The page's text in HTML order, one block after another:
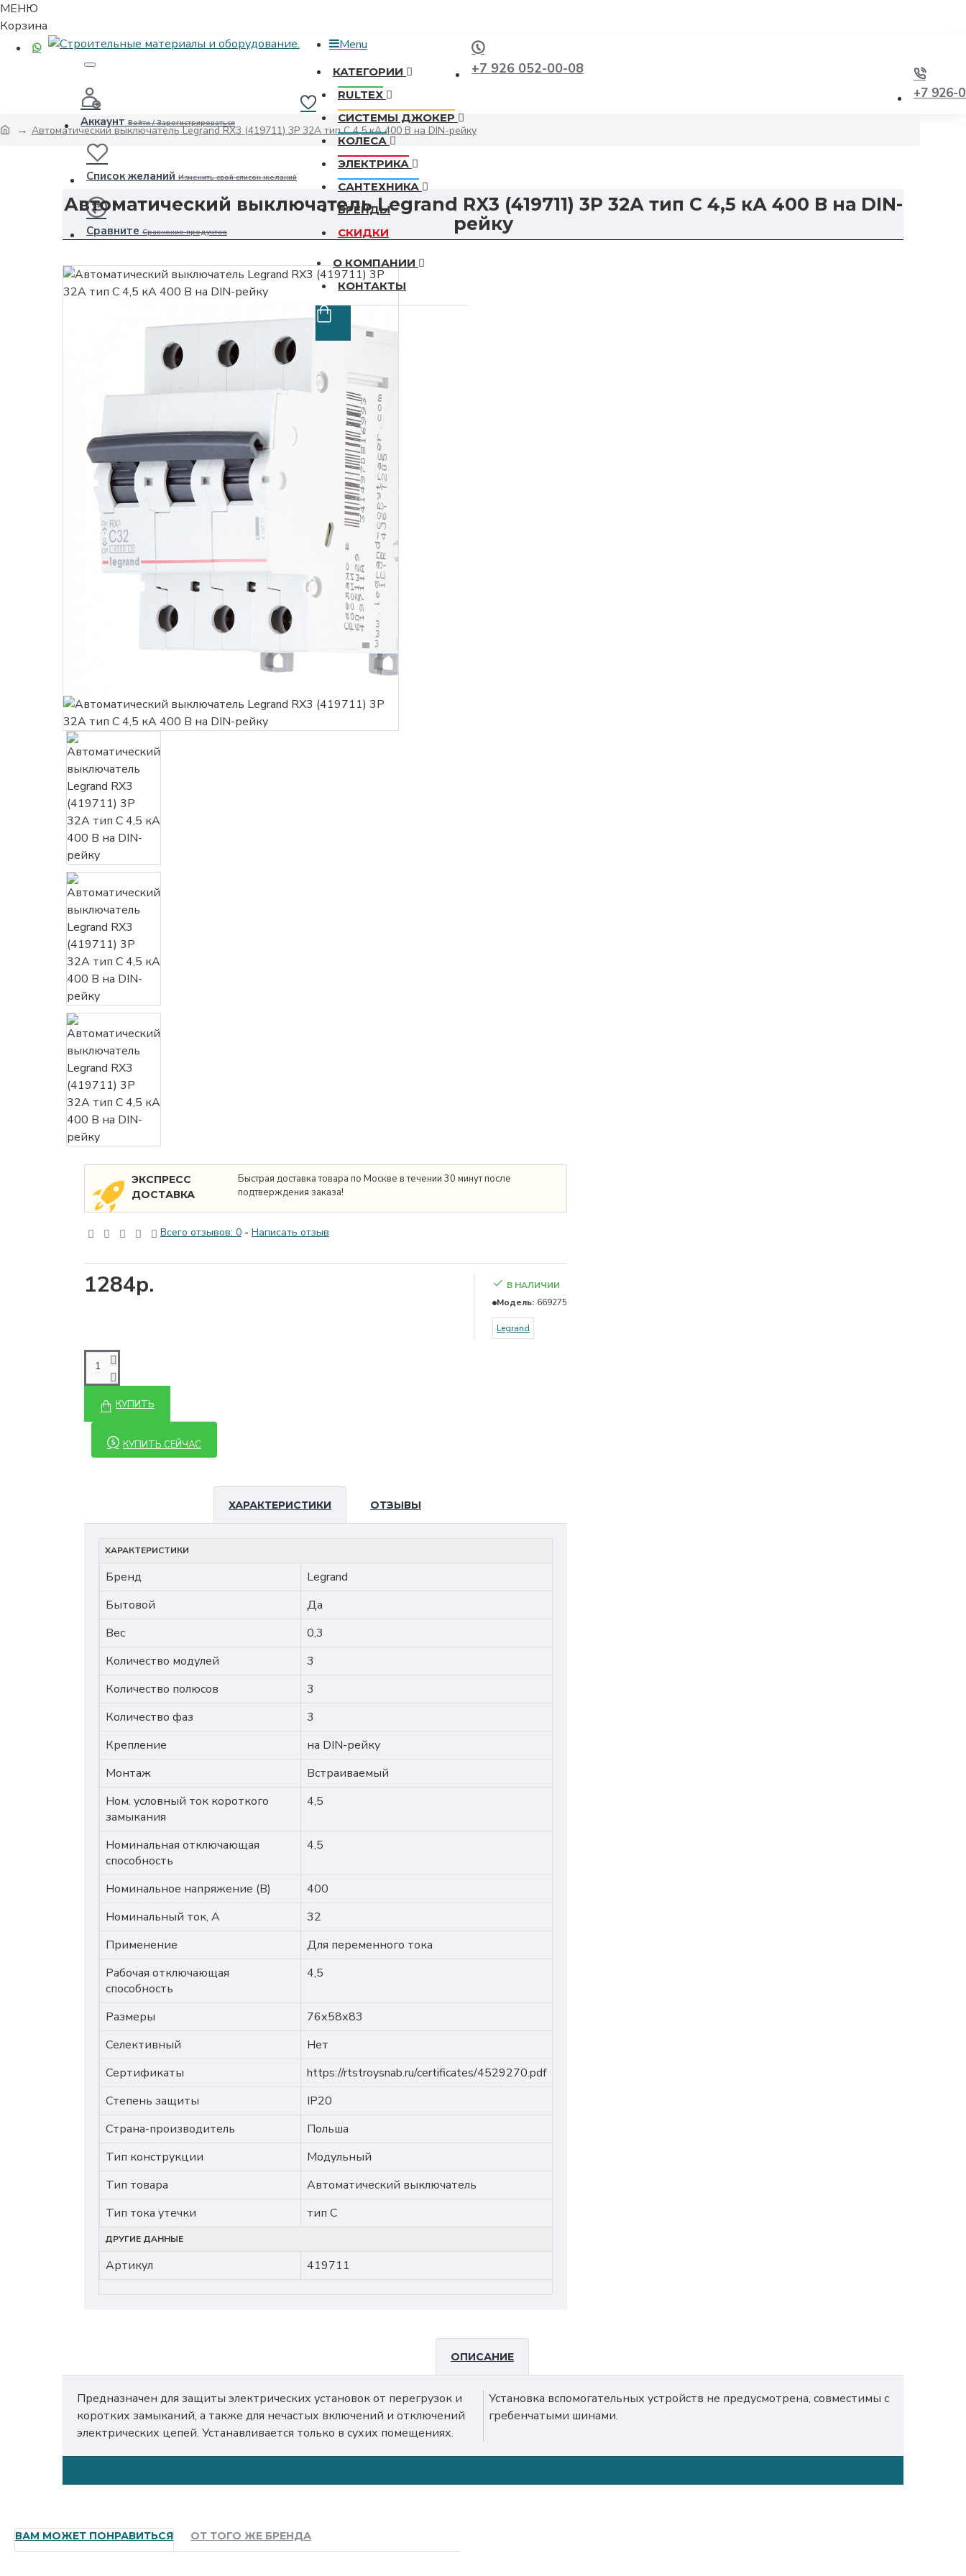
МЕНЮ
Корзина
+7 926-
Аккаунт Войти / Зарегистрироваться
Список желаний Изменить свой список желаний
Сравните Сравнение продуктов
Menu
КАТЕГОРИИ
RULTEX
СИСТЕМЫ ДЖОКЕР
КОЛЕСА
ЭЛЕКТРИКА
САНТЕХНИКА
БРЕНДЫ
СКИДКИ
О КОМПАНИИ
КОНТАКТЫ
+7 926 052-00-08
Автоматический выключатель Legrand RX3 (419711) 3P 32А тип C 4,5 кА 400 В на DIN-рейку
Автоматический выключатель Legrand RX3 (419711) 3P 32А тип C 4,5 кА 400 В на DIN-
рейку
ЭКСПРЕСС
ДОСТАВКА
Быстрая доставка товара по Москве в течении 30 минут после
подтверждения заказа!
Всего отзывов: 0 - Написать отзыв
1284р.
В НАЛИЧИИ
Модель: 669275
Legrand
КУПИТЬ
КУПИТЬ СЕЙЧАС
ХАРАКТЕРИСТИКИ ОТЗЫВЫ
ХАРАКТЕРИСТИКИ
Бренд
Legrand
Бытовой
Да
Вес
0,3
Количество модулей
3
Количество полюсов
3
Количество фаз
3
Крепление
на DIN-рейку
Монтаж
Встраиваемый
Ном. условный ток короткого
замыкания
4,5
Номинальная отключающая
способность
4,5
Номинальное напряжение (В)
400
Номинальный ток, A
32
Применение
Для переменного тока
Рабочая отключающая
способность
4,5
Размеры
76х58х83
Селективный
Нет
Сертификаты
https://rtstroysnab.ru/certificates/4529270.pdf
Степень защиты
IP20
Страна-производитель
Польша
Тип конструкции
Модульный
Тип товара
Автоматический выключатель
Тип тока утечки
тип C
ДРУГИЕ ДАННЫЕ
Артикул 419711
ОПИСАНИЕ
Предназначен для защиты электрических установок от перегрузок и
коротких замыканий, а также для нечастых включений и отключений
электрических цепей. Устанавливается только в сухих помещениях.
Установка вспомогательных устройств не предусмотрена, совместимы с
гребенчатыми шинами.
ВАМ МОЖЕТ ПОНРАВИТЬСЯ ОТ ТОГО ЖЕ БРЕНДА